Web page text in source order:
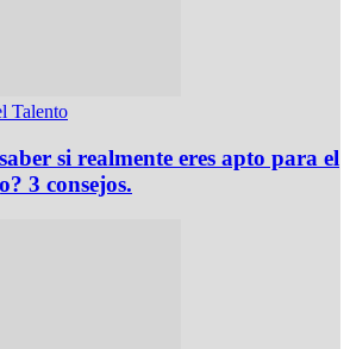
Talento
si realmente eres apto para el
3 consejos.